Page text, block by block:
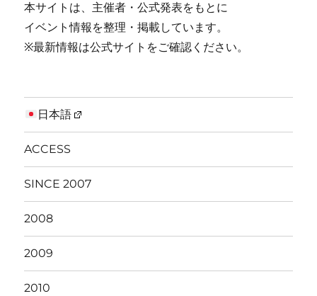
本サイトは、主催者・公式発表をもとに
イベント情報を整理・掲載しています。
※最新情報は公式サイトをご確認ください。
日本語
ACCESS
SINCE 2007
2008
2009
2010